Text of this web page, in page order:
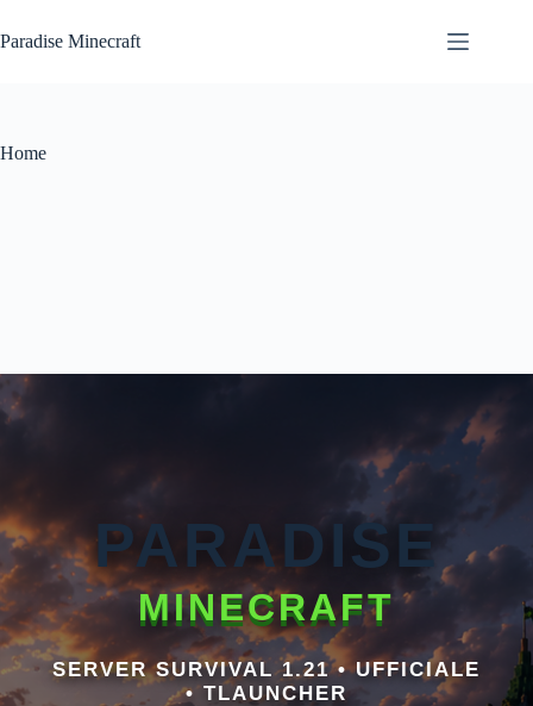
al
contenuto
Paradise Minecraft
Home
PARADISE
MINECRAFT
SERVER SURVIVAL 1.21 • UFFICIALE
• TLAUNCHER